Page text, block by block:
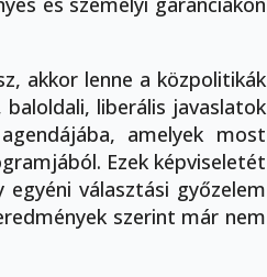
akkor lenne a közpolitikák
liberális javaslatok
amelyek most
Ezek képviseletét
választási győzelem
szerint már nem